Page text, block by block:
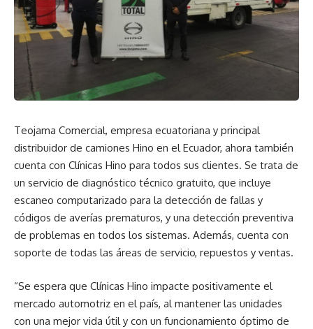
Teojama Comercial, empresa ecuatoriana y principal
distribuidor de camiones Hino en el Ecuador, ahora también
cuenta con Clínicas Hino para todos sus clientes. Se trata de
un servicio de diagnóstico técnico gratuito, que incluye
escaneo computarizado para la detección de fallas y
códigos de averías prematuros, y una detección preventiva
de problemas en todos los sistemas. Además, cuenta con
soporte de todas las áreas de servicio, repuestos y ventas.
“Se espera que Clínicas Hino impacte positivamente el
mercado automotriz en el país, al mantener las unidades
con una mejor vida útil y con un funcionamiento óptimo de